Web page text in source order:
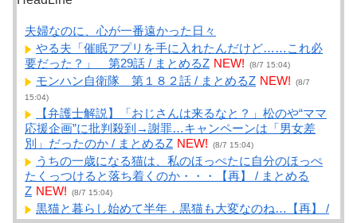
夫婦なのに、心が一番遠かった日々
やる夫「催眠アプリを手に入れたんだけど……これ必
要だった？」 第29話 / まとめるZ NEW! (8/7 15:04)
モンハン自衛隊 第１８２話 / まとめるZ NEW!
(8/7
15:04)
【弁護士解説】「おじさんは来るなと？」松のや“ママ
応援企画”に批判殺到→謝罪…キャンペーンは「男女差
別」だったのか / まとめるZ NEW! (8/7 15:04)
うちの一歳になる猫は、私のほっぺたに自分のほっぺ
たくっつけると落ち着くのか・・・【再】 / まとめる
Z NEW! (8/7 15:04)
黒猫と暮らし始めて半年，黒猫も大変なのね…【再】 /